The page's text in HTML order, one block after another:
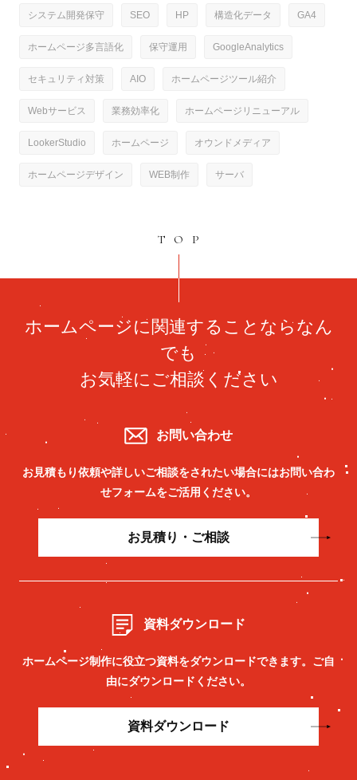
システム開発保守 SEO HP 構造化データ GA4
ホームページ多言語化 保守運用 GoogleAnalytics
セキュリティ対策 AIO ホームページツール紹介
Webサービス 業務効率化 ホームページリニューアル
LookerStudio ホームページ オウンドメディア
ホームページデザイン WEB制作 サーバ
TOP
ホームページに関連することならなん
でも
お気軽にご相談ください
お問い合わせ
お見積もり依頼や詳しいご相談をされたい場合にはお問い合わ
せフォームをご活用ください。
お見積り・ご相談
資料ダウンロード
ホームページ制作に役立つ資料をダウンロードできます。 ご自
由にダウンロードください。
資料ダウンロード